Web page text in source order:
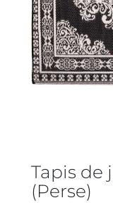
Tapis de
(Perse)